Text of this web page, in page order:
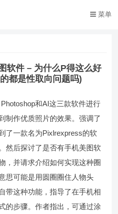
菜单
软件 – 为什么P得这么好
都是性取向问题吗)
和AI这三款软件进行
制作优质照片的效果。强调了
了一款名为Pixlrexpress的软
然后探讨了是否有手机美图软
，并请求介绍如何实现这种圈
思可能是用圆圈圈住人物头
带这种功能，指导了在手机相
的步骤。作者指出，可通过涂